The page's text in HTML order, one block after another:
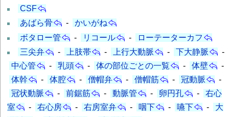
CSF
あばら骨
-
かいがね
ボタロー管
- リコール -
ローテーターカフ
三尖弁
- 上肢帯 - 上行大動脈 - 下大静脈
-
中心管
- 乳頭 - 体の部位ごとの一覧 - 体壁
-
体幹
- 体腔 - 僧帽弁 - 僧帽筋 - 冠動脈
-
冠状動脈
- 前鋸筋 - 動脈管 - 卵円孔 -
右心
室
- 右心房 - 右房室弁 - 咽下 - 嚥下 -
大